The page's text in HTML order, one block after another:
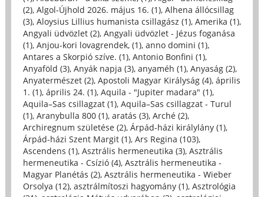
(2), Algol-Újhold 2026. május 16. (1), Alhena állócsillag
(3), Aloysius Lillius humanista csillagász (1), Amerika (1),
Angyali üdvözlet (2), Angyali üdvözlet - Jézus foganása
(1), Anjou-kori lovagrendek, (1), anno domini (1),
Antares a Skorpió szíve. (1), Antonio Bonfini (1),
Anyaföld (3), Anyák napja (3), anyaméh (1), Anyaság (2),
Anyatermészet (2), Apostoli Magyar Királyság (4), április
1. (1), április 24. (1), Aquila - "Jupiter madara" (1),
Aquila–Sas csillagzat (1), Aquila–Sas csillagzat - Turul
(1), Aranybulla 800 (1), aratás (3), Arché (2),
Archiregnum születése (2), Árpád-házi királylány (1),
Árpád-házi Szent Margit (1), Ars Regina (103),
Ascendens (1), Asztrális hermeneutika (3), Asztrális
hermeneutika - Csízió (4), Asztrális hermeneutika -
Magyar Planétás (2), Asztrális hermeneutika - Wieber
Orsolya (12), asztrálmítoszi hagyomány (1), Asztrológia